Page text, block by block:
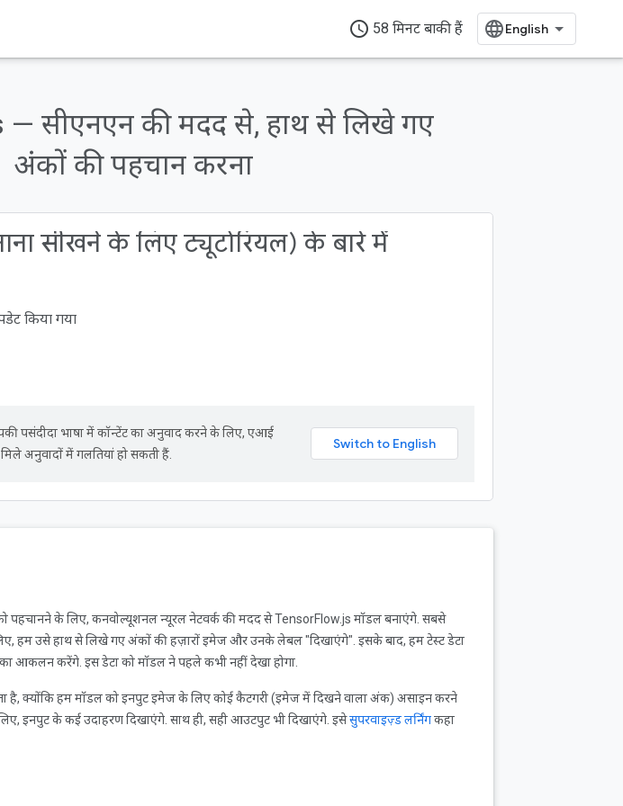
access_time 58 मिनट बाकी हैं
— सीएनएन की मदद से, हाथ से लिखे गए
अंकों की पहचान करना
सीखने के लिए ट्यूटोरियल) के बारे में
किया गया
पसंदीदा भाषा में कॉन्टेंट का अनुवाद करने के लिए, एआई
अनुवादों में गलतियां हो सकती हैं.
पहचानने के लिए, कनवोल्यूशनल न्यूरल नेटवर्क की मदद से TensorFlow.js मॉडल बनाएंगे. सबसे
हम उसे हाथ से लिखे गए अंकों की हज़ारों इमेज और उनके लेबल "दिखाएंगे". इसके बाद, हम टेस्ट डेटा
आकलन करेंगे. इस डेटा को मॉडल ने पहले कभी नहीं देखा होगा.
है, क्योंकि हम मॉडल को इनपुट इमेज के लिए कोई कैटगरी (इमेज में दिखने वाला अंक) असाइन करने
इनपुट के कई उदाहरण दिखाएंगे. साथ ही, सही आउटपुट भी दिखाएंगे. इसेसुपरवाइज़्ड लर्निंगकहा